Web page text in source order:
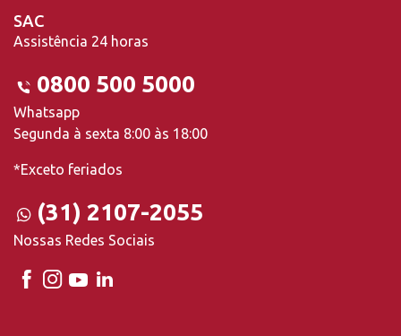
SAC
Assistência 24 horas
0800 500 5000
Whatsapp
Segunda à sexta 8:00 às 18:00
*Exceto feriados
(31) 2107-2055
Nossas Redes Sociais